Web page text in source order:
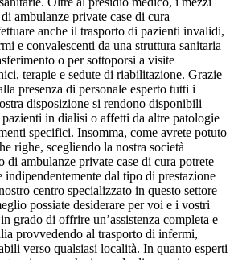
ambulanze private case di cura
anche il trasporto di pazienti invalidi,
e convalescenti da una struttura sanitaria
o per sottoporsi a visite
terapie e sedute di riabilitazione. Grazie
presenza di personale esperto tutti i
disposizione si rendono disponibili
in dialisi o affetti da altre patologie
specifici. Insomma, come avrete potuto
righe, scegliendo la nostra società
di ambulanze private case di cura potrete
indipendentemente dal tipo di prestazione
centro specializzato in questo settore
possiate desiderare per voi e i vostri
grado di offrire un’assistenza completa e
provvedendo al trasporto di infermi,
verso qualsiasi località. In quanto esperti